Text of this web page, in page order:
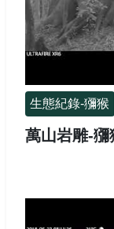
生態紀錄-獼猴
萬山岩雕-獼